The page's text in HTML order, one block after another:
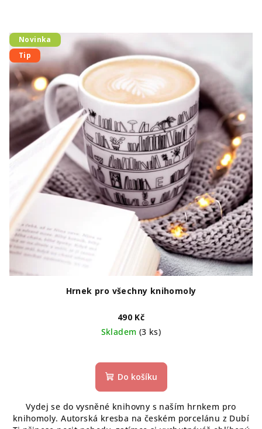
Novinka
Tip
Hrnek pro všechny knihomoly
490 Kč
Skladem (3 ks)
hodnocení
produktu
z
5
Do košíku
Vydej se do vysněné knihovny s naším hrnkem pro
knihomoly. Autorská kresba na českém porcelánu z Dubí